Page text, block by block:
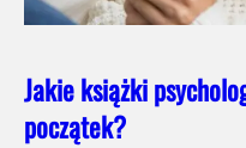
Jakie książki
początek?